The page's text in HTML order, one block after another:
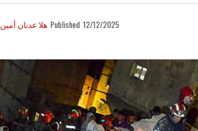
هلا عدنان أمين Published 12/12/2025